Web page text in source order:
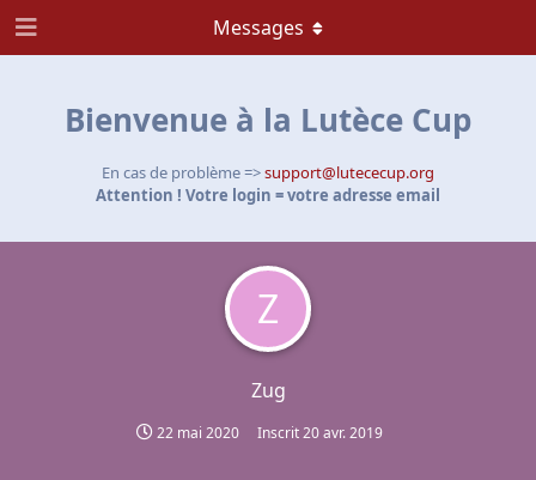
Bienvenue à la Lutèce Cup
En cas de problème =>support@lutececup.org
Attention ! Votre login = votre adresse email
Z
Zug
22 mai 2020 Inscrit20 avr. 2019
Messages